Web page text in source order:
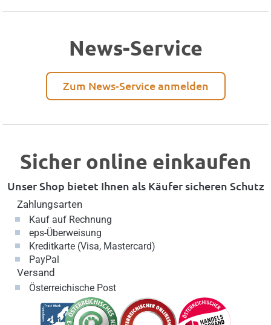
News-Service
Zum News-Service anmelden
Sicher online einkaufen
Unser Shop bietet Ihnen als Käufer sicheren Schutz
Zahlungsarten
Kauf auf Rechnung
eps-Überweisung
Kreditkarte (Visa, Mastercard)
PayPal
Versand
Österreichische Post